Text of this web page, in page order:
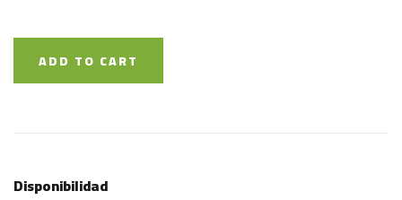
ADD TO CART
Disponibilidad